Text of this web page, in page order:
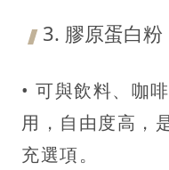
3. 膠原蛋白
• 可與飲料、咖
用，自由度高，
充選項。